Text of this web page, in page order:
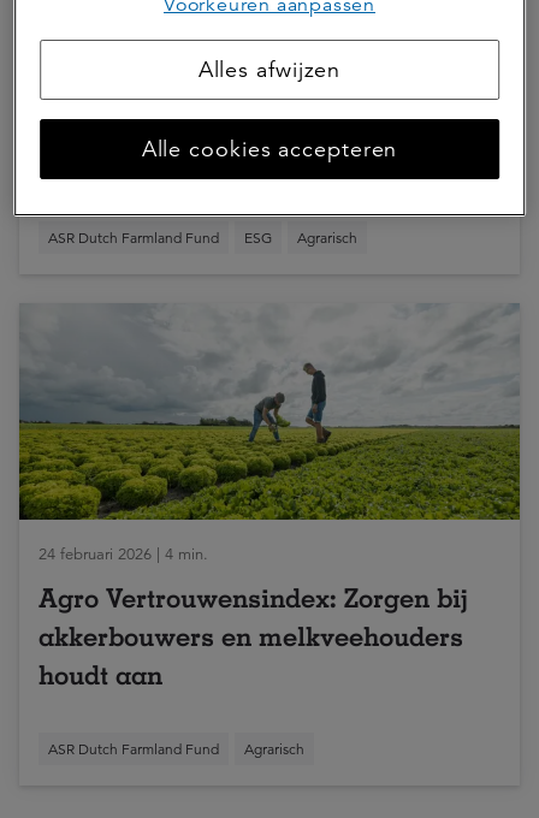
Nature credits in de Nederlandse
landbouwsector
ASR Dutch Farmland Fund ESG Agrarisch
24 februari 2026 | 4 min.
Agro Vertrouwensindex: Zorgen bij
akkerbouwers en melkveehouders
houdt aan
ASR Dutch Farmland Fund Agrarisch
Voorkeuren aanpassen
Alles afwijzen
Alle cookies accepteren